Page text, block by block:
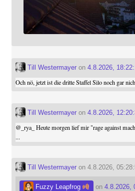
Till Westermayeron 4.8.2026,
Och nö, jetzt ist die dritte Staffel Silo noch gar
Till Westermayeron 4.8.2026,
@ _rya_ Heute morgen lief mir "rage against
...
Till Westermayeron 4.8.2026,
Fuzzy Leapfrog on4.8.2026,